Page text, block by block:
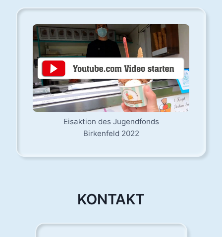
Eisaktion des Jugendfonds
Birkenfeld 2022
KONTAKT